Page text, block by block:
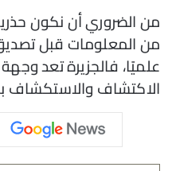
من الضروري أن نكون
من المعلومات قبل
علميًا، فالجزيرة تعد
الاكتشاف